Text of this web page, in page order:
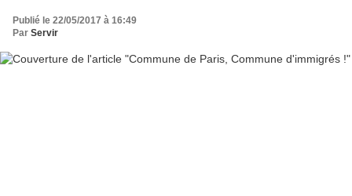
Publié le 22/05/2017 à 16:49
Par Servir